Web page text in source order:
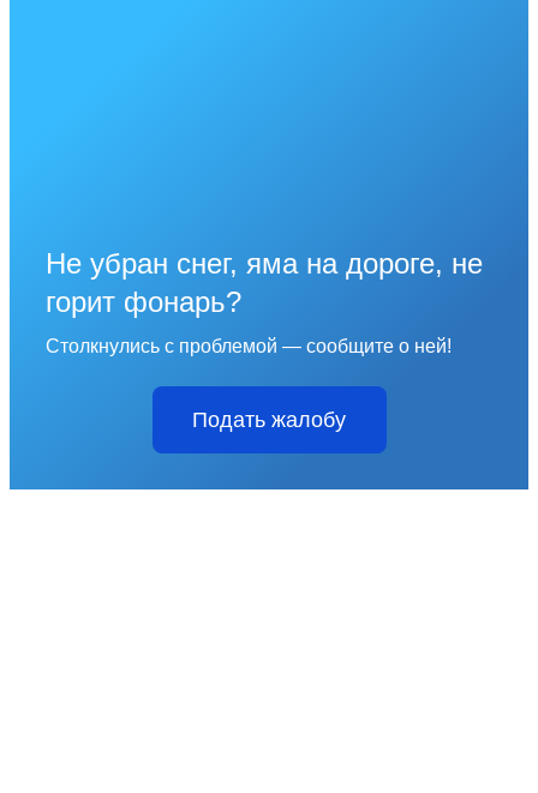
Не убран снег, яма на дороге, не
горит фонарь?
Столкнулись с проблемой — сообщите о ней!
Подать жалобу